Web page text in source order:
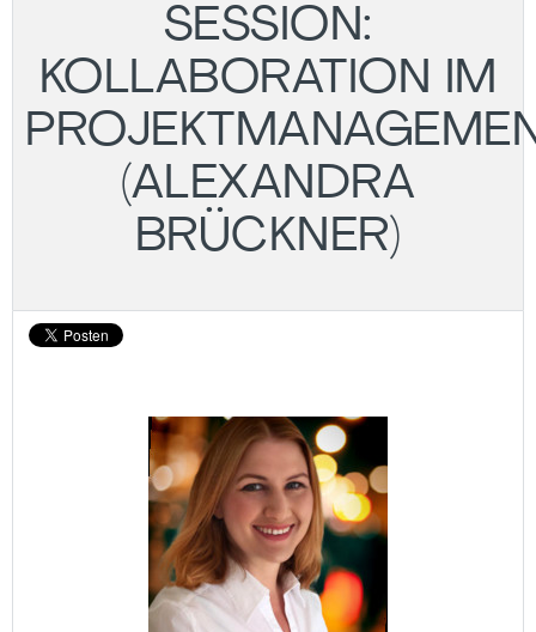
SESSION:
KOLLABORATION IM
(ALEXANDRA
BRÜCKNER)